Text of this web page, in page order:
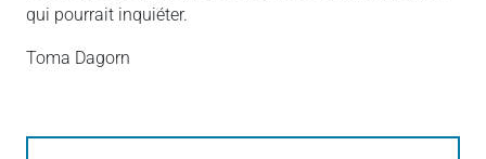
qui pourrait inquiéter.
Toma Dagorn